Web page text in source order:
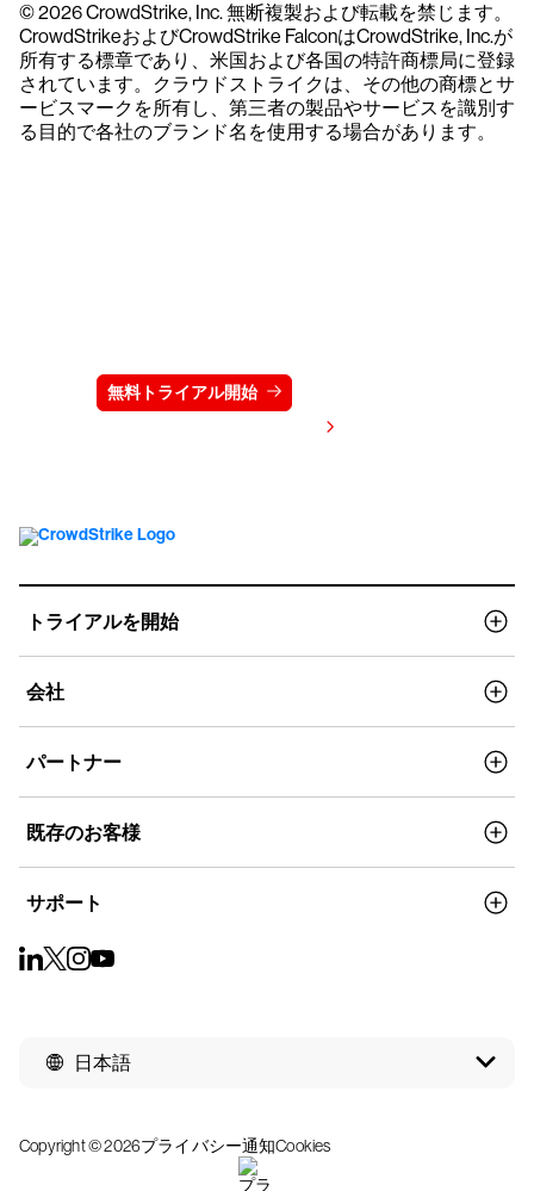
© 2026 CrowdStrike, Inc. 無断複製および転載を禁じます。
CrowdStrikeおよびCrowdStrike FalconはCrowdStrike, Inc.が
所有する標章であり、米国および各国の特許商標局に登録
されています。クラウドストライクは、その他の商標とサ
ービスマークを所有し、第三者の製品やサービスを識別す
る目的で各社のブランド名を使用する場合があります。
無料トライアル開始
トライアルを開始
会社
パートナー
既存のお客様
サポート
日本語
Copyright © 2026プライバシー通知Cookies